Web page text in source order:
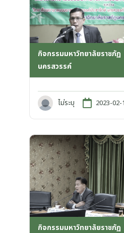
กิจกรรมมหาวิทยาลัยราชภัฏ
นครสวรรค์
ไม่ระบุ 2023-02-
กิจกรรมมหาวิทยาลัยราชภัฏ